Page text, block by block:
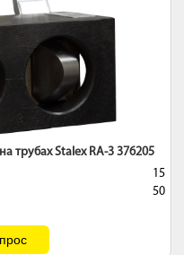
трубах Stalex RA-3 376205
15
50